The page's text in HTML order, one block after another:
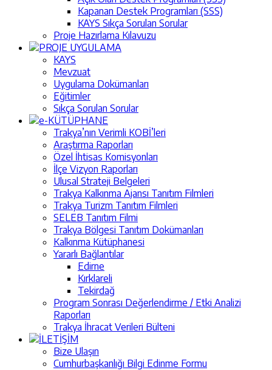
Kapanan Destek Programları (SSS)
KAYS Sıkça Sorulan Sorular
Proje Hazırlama Kılavuzu
PROJE UYGULAMA
KAYS
Mevzuat
Uygulama Dokümanları
Eğitimler
Sıkça Sorulan Sorular
e-KÜTÜPHANE
Trakya’nın Verimli KOBİ’leri
Araştırma Raporları
Özel İhtisas Komisyonları
İlçe Vizyon Raporları
Ulusal Strateji Belgeleri
Trakya Kalkınma Ajansı Tanıtım Filmleri
Trakya Turizm Tanıtım Filmleri
SELEB Tanıtım Filmi
Trakya Bölgesi Tanıtım Dokümanları
Kalkınma Kütüphanesi
Yararlı Bağlantılar
Edirne
Kırklareli
Tekirdağ
Program Sonrası Değerlendirme / Etki Analizi
Raporları
Trakya İhracat Verileri Bülteni
İLETİŞİM
Bize Ulaşın
Cumhurbaşkanlığı Bilgi Edinme Formu